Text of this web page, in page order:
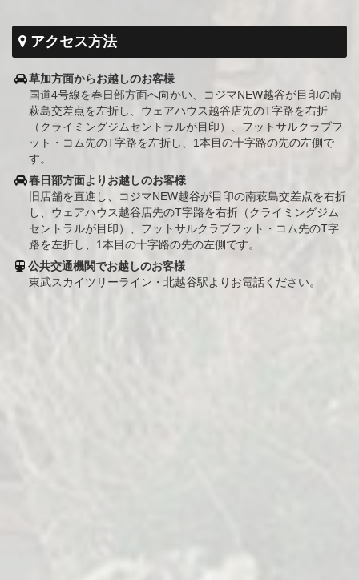
アクセス方法
草加方面からお越しのお客様
国道4号線を春日部方面へ向かい、コジマNEW越谷が目印の南
萩島交差点を左折し、ウェアハウス越谷店先のT字路を右折
（クライミングジムセントラルが目印）、フットサルクラブフ
ット・コム先のT字路を左折し、1本目の十字路の先の左側で
す。
春日部方面よりお越しのお客様
旧店舗を直進し、コジマNEW越谷が目印の南萩島交差点を右折
し、ウェアハウス越谷店先のT字路を右折（クライミングジム
セントラルが目印）、フットサルクラブフット・コム先のT字
路を左折し、1本目の十字路の先の左側です。
公共交通機関でお越しのお客様
東武スカイツリーライン・北越谷駅よりお電話ください。